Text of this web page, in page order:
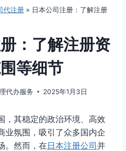
代注册 » 日本公司注册：了解注册
：了解注册资
等细节
代办服务 2025年1月3日
，其稳定的政治环境、高效
业氛围，吸引了众多国内企
。然而，在日本注册公司 并